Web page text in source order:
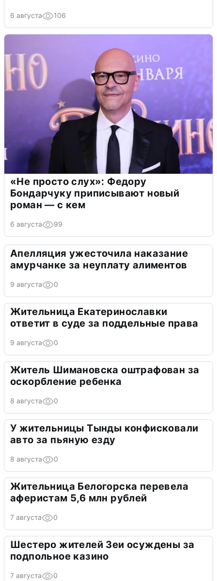
6 августа 106
«Не просто слух»: Федору
Бондарчуку приписывают новый
роман — с кем
6 августа 99
Апелляция ужесточила наказание
амурчанке за неуплату алиментов
9 августа 0
Жительница Екатеринославки
ответит в суде за поддельные права
9 августа 0
Житель Шимановска оштрафован за
оскорбление ребенка
8 августа 0
У жительницы Тынды конфисковали
авто за пьяную езду
8 августа 0
Жительница Белогорска перевела
аферистам 5,6 млн рублей
7 августа 0
Шестеро жителей Зеи осуждены за
подпольное казино
7 августа 0